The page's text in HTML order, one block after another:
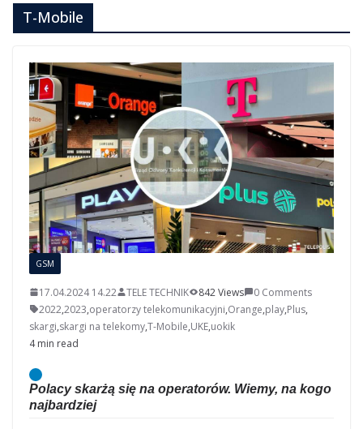
T-Mobile
GSM
17.04.2024 14.22 TELE TECHNIK 842 Views
0 Comments
2022,2023,operatorzy telekomunikacyjni,Orange,play,Plus,
skargi,skargi na telekomy,T-Mobile,UKE,uokik
4 min read
Polacy skarżą się na operatorów. Wiemy, na kogo
najbardziej